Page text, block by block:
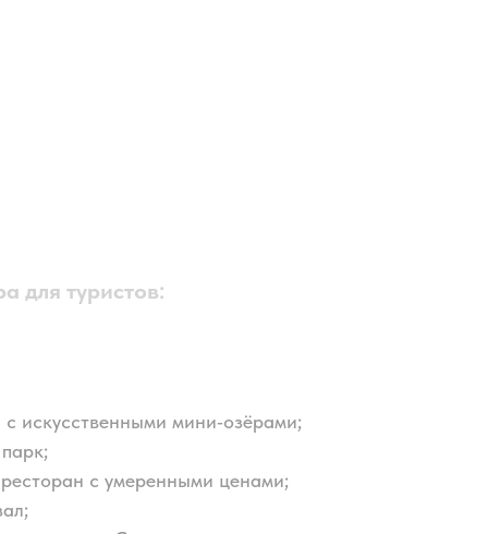
искусственными мини‑озёрами;
с умеренными ценами;
для туристов: